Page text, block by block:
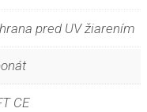
pred UV žiarením
CE